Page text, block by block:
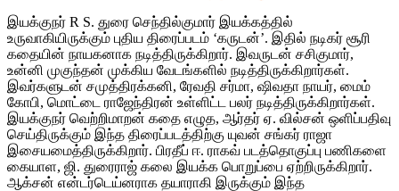
இயக்குநர் R S. துரை செந்தில்குமார் இயக்கத்தில்
உருவாகியிருக்கும் புதிய திரைப்படம் ‘கருடன்’. இதில் நடிகர் சூரி
கதையின் நாயகனாக நடித்திருக்கிறார். இவருடன் சசிகுமார்,
உன்னி முகுந்தன் முக்கிய வேடங்களில் நடித்திருக்கிறார்கள்.‌
இவர்களுடன் சமுத்திரக்கனி, ரேவதி சர்மா, ஷிவதா நாயர், மைம்
கோபி, மொட்டை ராஜேந்திரன் உள்ளிட்ட பலர் நடித்திருக்கிறார்கள்.
இயக்குநர் வெற்றிமாறன் கதை எழுத, ஆர்தர் ஏ. வில்சன் ஒளிப்பதிவு
செய்திருக்கும் இந்த திரைப்படத்திற்கு யுவன் சங்கர் ராஜா
இசையமைத்திருக்கிறார். பிரதீப் ஈ. ராகவ் படத்தொகுப்பு பணிகளை
கையாள, ஜி. துரைராஜ் கலை இயக்க பொறுப்பை ஏற்றிருக்கிறார்.‌
ஆக்சன் என்டர்டெய்னராக தயாராகி இருக்கும் இந்த